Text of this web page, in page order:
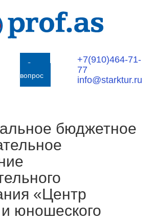
Задать
вопрос
+7(910)464-71-
77
info@starktur.ru
бюджетное
«Центр
и юношеского